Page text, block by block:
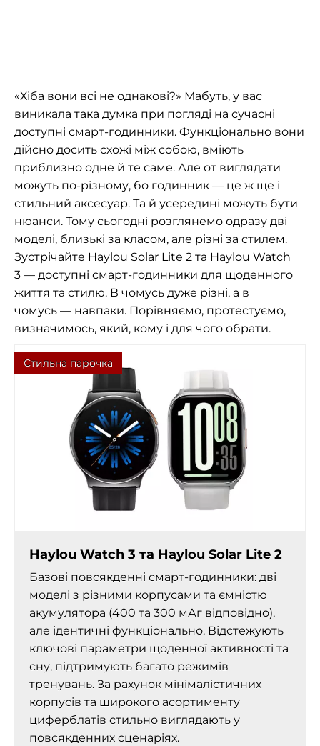
«Хіба вони всі не однакові?» Мабуть, у вас
виникала така думка при погляді на сучасні
доступні смарт-годинники. Функціонально вони
дійсно досить схожі між собою, вміють
приблизно одне й те саме. Але от виглядати
можуть по-різному, бо годинник — це ж ще і
стильний аксесуар. Та й усередині можуть бути
нюанси. Тому сьогодні розглянемо одразу дві
моделі, близькі за класом, але різні за стилем.
Зустрічайте Haylou Solar Lite 2 та Haylou Watch
3 — доступні смарт-годинники для щоденного
життя та стилю. В чомусь дуже різні, а в
чомусь — навпаки. Порівняємо, протестуємо,
визначимось, який, кому і для чого обрати.
Haylou Watch 3 та Haylou Solar Lite 2
Базові повсякденні смарт-годинники: дві
моделі з різними корпусами та ємністю
акумулятора (400 та 300 мАг відповідно),
але ідентичні функціонально. Відстежують
ключові параметри щоденної активності та
сну, підтримують багато режимів
тренувань. За рахунок мінімалістичних
корпусів та широкого асортименту
циферблатів стильно виглядають у
повсякденних сценаріях.
Стильна парочка